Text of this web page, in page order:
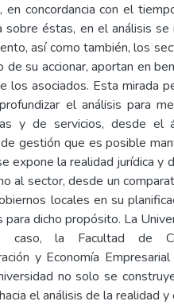
en concordancia con el
sobre éstas, en el análisis
así como también, los
de su accionar, aportan en
los asociados. Esta mirada
el análisis para
y de servicios, desde el
gestión que es posible
expone la realidad jurídica y
al sector, desde un
locales en su
para dicho propósito. La
la Facultad de
y Economía
no solo se
el análisis de la realidad